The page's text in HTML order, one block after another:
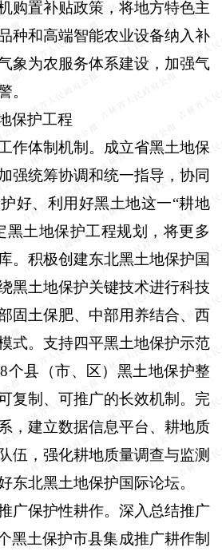
购置补贴政策，将地方特色主
种和高端智能农业设备纳入补
象为农服务体系建设，加强气
。
保护工程
作体制机制。
成立省黑土地保
强统筹协调和统一指导，协同
好、利用好黑土地这一“耕地
黑土地保护工程规划，将更多
。积极创建东北黑土地保护国
黑土地保护关键技术进行科技
固土保肥、中部用养结合、西
式。支持四平黑土地保护示范
8个县（市、区）黑土地保护整
复制、可推广的长效机制。完
，建立数据信息平台、耕地质
伍，强化耕地质量调查与监测
东北黑土地保护国际论坛。
广保护性耕作。 深入总结推广
黑土保护市县集成推广耕作制